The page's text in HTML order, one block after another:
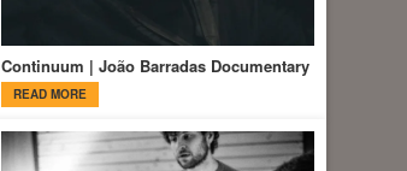
Continuum | João Barradas Documentary
READ MORE